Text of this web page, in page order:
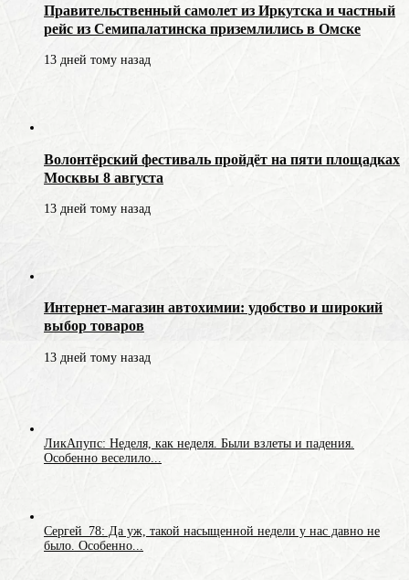
Правительственный самолет из Иркутска и частный
рейс из Семипалатинска приземлились в Омске
13 дней тому назад
Волонтёрский фестиваль пройдёт на пяти площадках
Москвы 8 августа
13 дней тому назад
Интернет-магазин автохимии: удобство и широкий
выбор товаров
13 дней тому назад
ЛикАпупс: Неделя, как неделя. Были взлеты и падения.
Особенно веселило...
Сергей_78: Да уж, такой насыщенной недели у нас давно не
было. Особенно...